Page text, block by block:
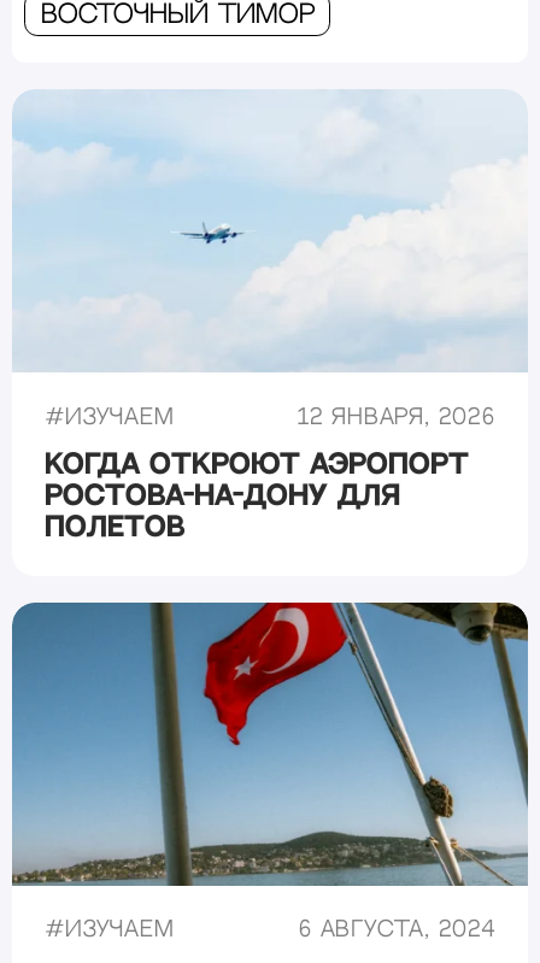
Восточный Тимор
#Изучаем 12 января, 2026
Когда откроют аэропорт
Ростова-на-Дону для
полетов
#Изучаем 6 августа, 2024